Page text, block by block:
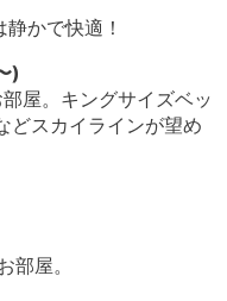
かで快適！
)
屋。キングサイズベッ
どスカイラインが望め
屋。